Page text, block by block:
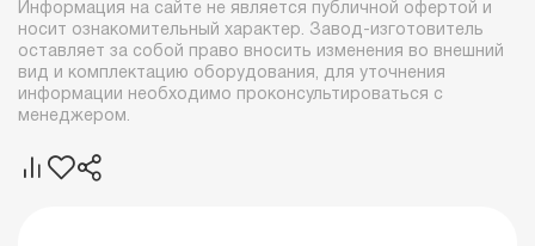
Информация на сайте не является публичной офертой и
носит ознакомительный характер. Завод-изготовитель
оставляет за собой право вносить изменения во внешний
вид и комплектацию оборудования, для уточнения
информации необходимо проконсультироваться с
менеджером.